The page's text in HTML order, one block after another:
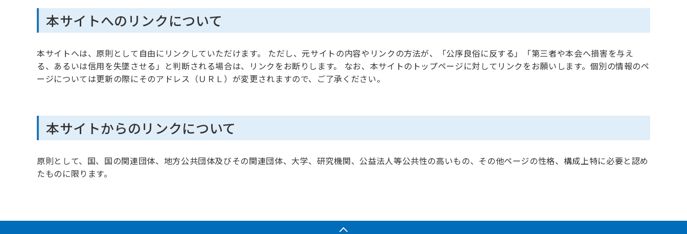
本サイトへのリンクについて
本サイトへは、原則として自由にリンクしていただけます。 ただし、元サイトの内容やリンクの方法が、「公序良俗に反する」「第三者や本会へ損害を与え
る、あるいは信用を失墜させる」と判断される場合は、リンクをお断りします。 なお、本サイトのトップページに対してリンクをお願いします。個別の情報のペ
ージについては更新の際にそのアドレス（ＵＲＬ）が変更されますので、ご了承ください。
本サイトからのリンクについて
原則として、国、国の関連団体、地方公共団体及びその関連団体、大学、研究機関、公益法人等公共性の高いもの、その他ページの性格、構成上特に必要と認め
たものに限ります。